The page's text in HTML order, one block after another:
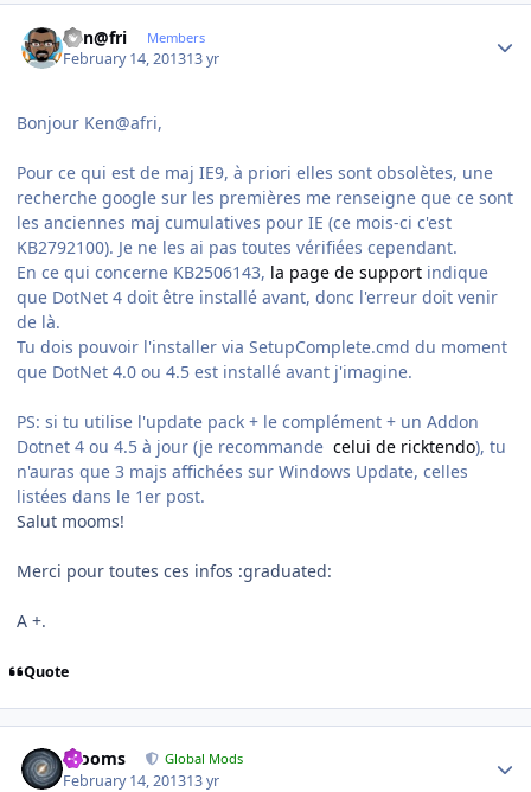
Ken@fri Members
February 14, 201313 yr
Bonjour Ken@afri,
Pour ce qui est de maj IE9, à priori elles sont obsolètes, une
recherche google sur les premières me renseigne que ce sont
les anciennes maj cumulatives pour IE (ce mois-ci c'est
KB2792100). Je ne les ai pas toutes vérifiées cependant.
En ce qui concerne KB2506143, la page de support indique
que DotNet 4 doit être installé avant, donc l'erreur doit venir
de là.
Tu dois pouvoir l'installer via SetupComplete.cmd du moment
que DotNet 4.0 ou 4.5 est installé avant j'imagine.
PS: si tu utilise l'update pack + le complément + un Addon
Dotnet 4 ou 4.5 à jour (je recommande celui de ricktendo), tu
n'auras que 3 majs affichées sur Windows Update, celles
listées dans le 1er post.
Salut mooms!
Merci pour toutes ces infos :graduated:
A +.
Quote
mooms Global Mods
February 14, 201313 yr